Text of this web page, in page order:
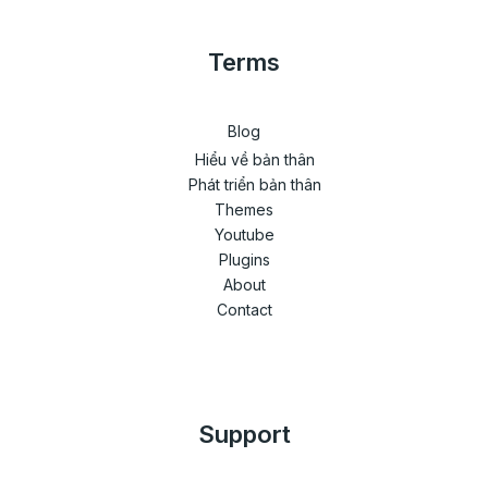
Terms
Blog
Hiểu về bản thân
Phát triển bản thân
Themes
Youtube
Plugins
About
Contact
Support